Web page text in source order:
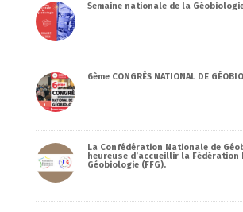
Semaine nationale de la
6ème CONGRÈS NATIONAL DE
La Confédération Nationale de
heureuse d’accueillir la Fédération
Géobiologie (FFG).